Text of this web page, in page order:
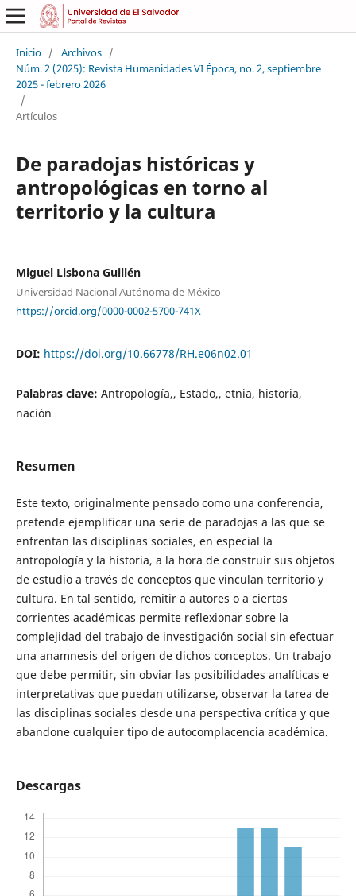
Inicio / Archivos /
Núm. 2 (2025): Revista Humanidades VI Época, no. 2, septiembre
2025 - febrero 2026
/
Artículos
De paradojas históricas y
antropológicas en torno al
territorio y la cultura
Miguel Lisbona Guillén
Universidad Nacional Autónoma de México
https://orcid.org/0000-0002-5700-741X
DOI: https://doi.org/10.66778/RH.e06n02.01
Palabras clave: Antropología,, Estado,, etnia, historia,
nación
Resumen
Este texto, originalmente pensado como una conferencia,
pretende ejemplificar una serie de paradojas a las que se
enfrentan las disciplinas sociales, en especial la
antropología y la historia, a la hora de construir sus objetos
de estudio a través de conceptos que vinculan territorio y
cultura. En tal sentido, remitir a autores o a ciertas
corrientes académicas permite reflexionar sobre la
complejidad del trabajo de investigación social sin efectuar
una anamnesis del origen de dichos conceptos. Un trabajo
que debe permitir, sin obviar las posibilidades analíticas e
interpretativas que puedan utilizarse, observar la tarea de
las disciplinas sociales desde una perspectiva crítica y que
abandone cualquier tipo de autocomplacencia académica.
Descargas